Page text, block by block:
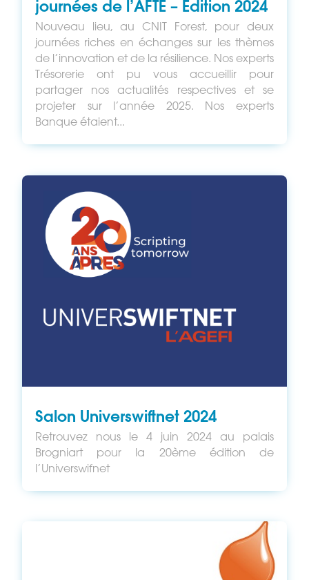
journées de l’AFTE – Edition 2024
Nouveau lieu, au CNIT Forest, pour deux
journées riches en échanges sur les thèmes
de l’innovation et de la résilience. Nos experts
Trésorerie ont pu vous accueillir pour
partager nos actualités respectives et se
projeter sur l’année 2025. Nos experts
Banque étaient...
Salon Universwiftnet 2024
Retrouvez nous le 4 juin 2024 au palais
Brogniart pour la 20ème édition de
l’Universwifnet